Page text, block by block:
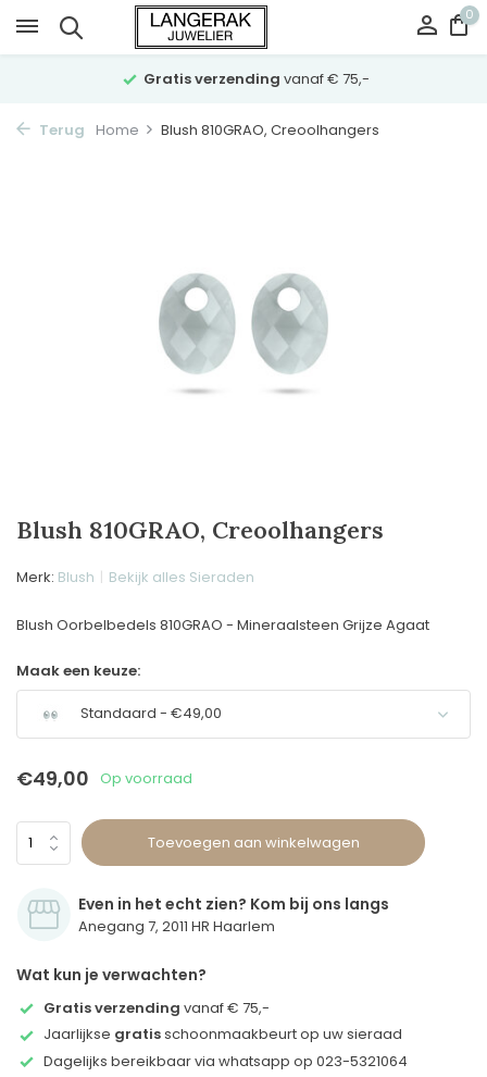
0
Gratis verzending vanaf € 75,-
Terug Home Blush 810GRAO, Creoolhangers
Blush 810GRAO, Creoolhangers
Merk: Blush Bekijk alles Sieraden
Blush Oorbelbedels 810GRAO - Mineraalsteen Grijze Agaat
Maak een keuze:
Standaard - €49,00
€49,00 Op voorraad
Toevoegen aan winkelwagen
Even in het echt zien? Kom bij ons langs
Anegang 7, 2011 HR Haarlem
Wat kun je verwachten?
Gratis verzending vanaf € 75,-
Jaarlijkse gratisschoonmaakbeurt op uw sieraad
Dagelijks bereikbaar via whatsapp op 023-5321064